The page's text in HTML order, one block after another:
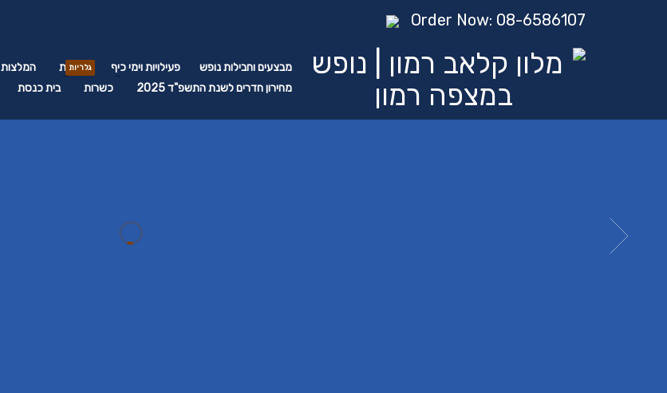
Order Now: 08-6586107
מבצעים וחבילות נופש פעילויות וימי כיף גלריות
גלריות המלצות
מחירון חדרים לשנת התשפ"ד 2025
כשרות בית כנסת